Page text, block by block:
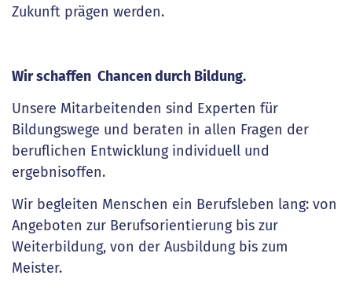
Zukunft prägen werden.
Wir schaffen Chancen durch Bildung.
Unsere Mitarbeitenden sind Experten für
Bildungswege und beraten in allen Fragen der
beruflichen Entwicklung individuell und
ergebnisoffen.
Wir begleiten Menschen ein Berufsleben lang: von
Angeboten zur Berufsorientierung bis zur
Weiterbildung, von der Ausbildung bis zum
Meister.